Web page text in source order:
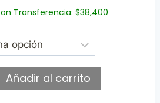
Transferencia: $38,400
Añadir al carrito